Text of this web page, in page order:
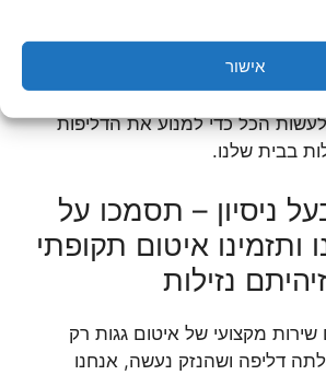
אישור
צריכים לשים לב לתקרה שלנו ולגג
זמן, לעלות לגג אחת לכמה ימים
בכדי לוודא שאין עליו הצטברויות
הכל כדי למנוע את הדליפות
בבית שלנו.
ניסיון – תסמכו על
ותזמינו איטום תקופתי
נזילות
שירות מקצועי של איטום גגות רק
דליפה ושהנזק נעשה, אנחנו